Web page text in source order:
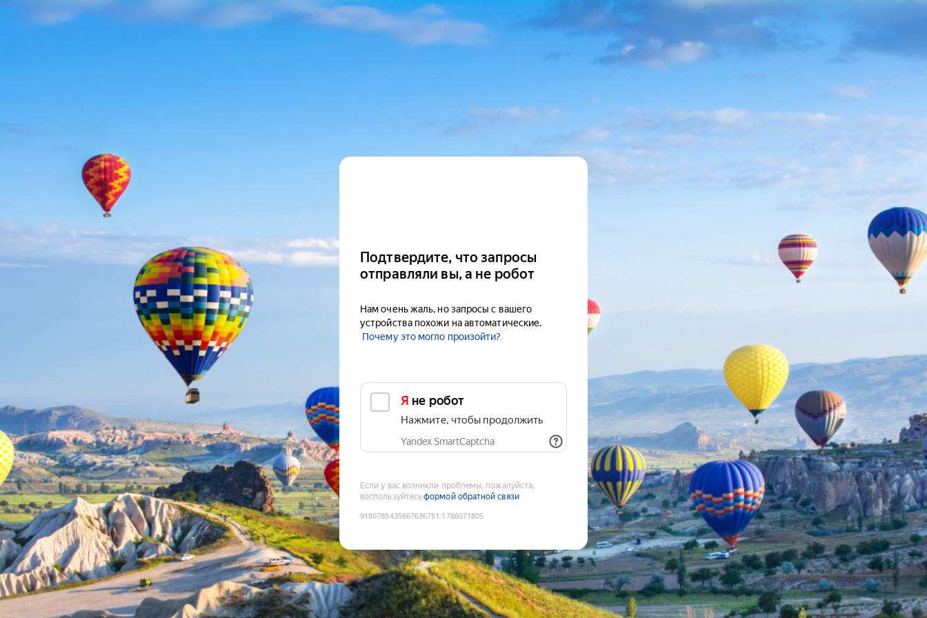
Подтвердите, что запросы
отправляли вы, а не робот
Нам очень жаль, но запросы с вашего
устройства похожи на автоматические.
Почему это могло произойти?
Я не робот
Нажмите, чтобы продолжить
Yandex SmartCaptcha
Если у вас возникли проблемы, пожалуйста,
воспользуйтесьформой обратной связи
9180785435667636751 :1786071805